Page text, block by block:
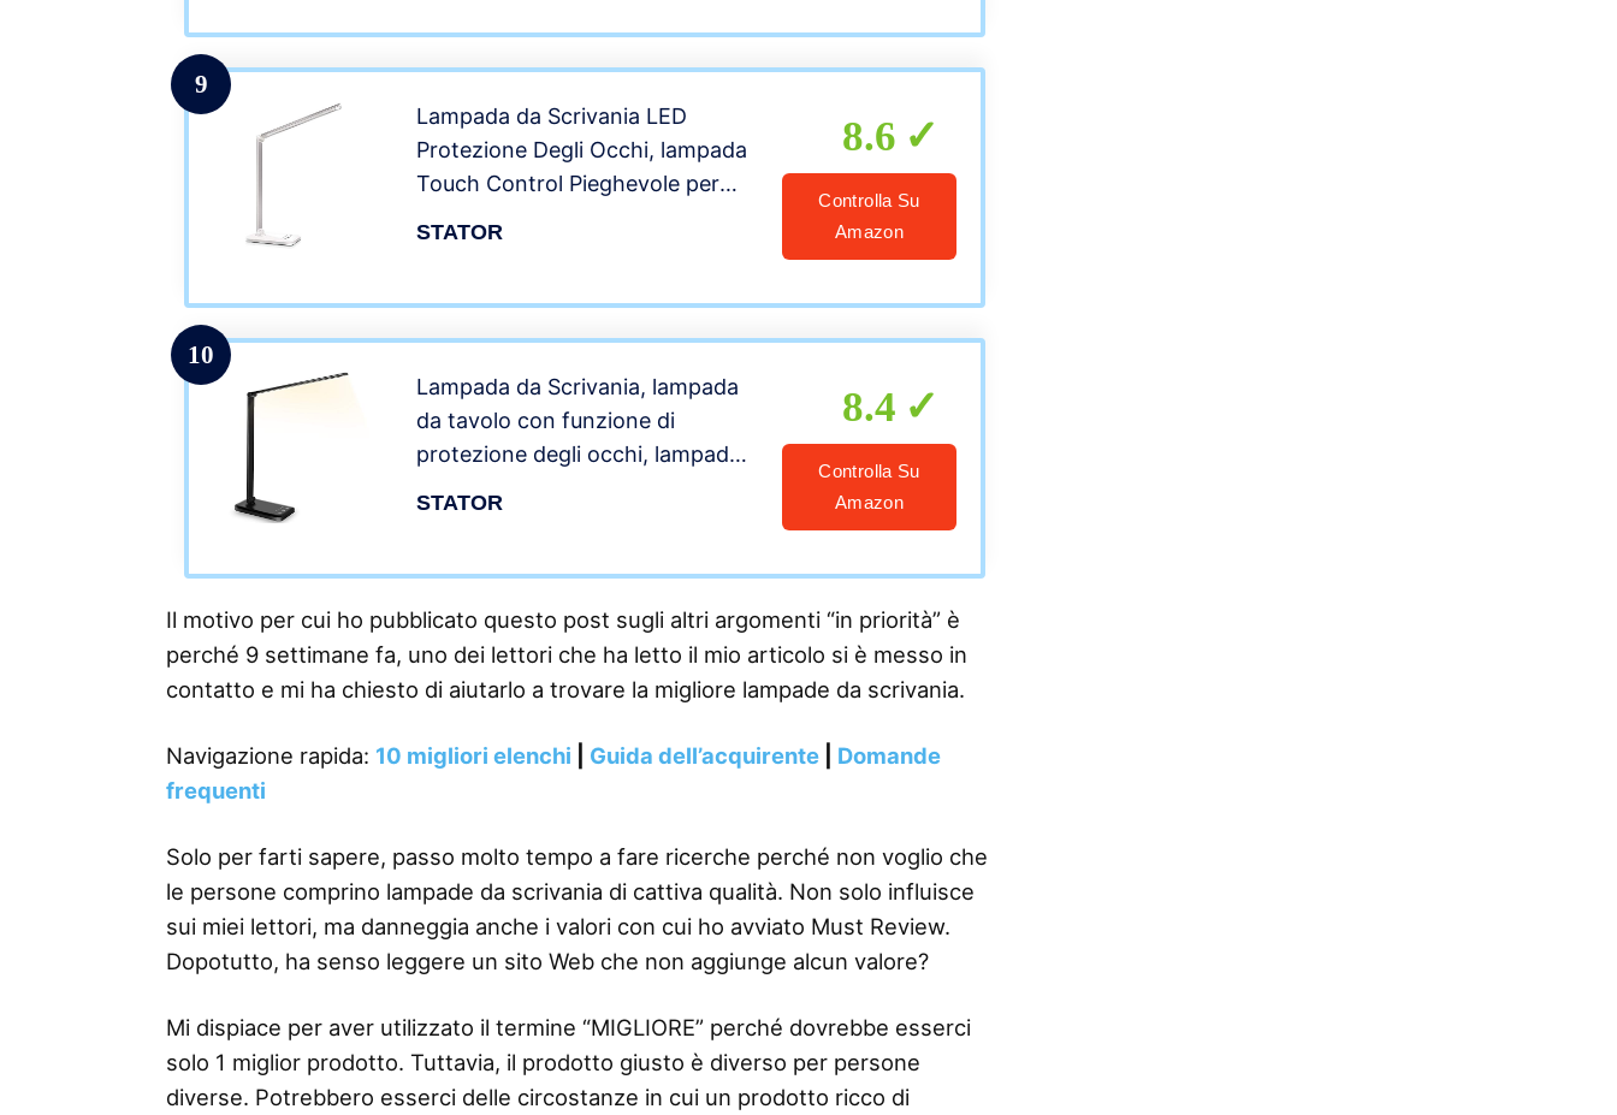
9
Lampada da Scrivania LED
Protezione Degli Occhi, lampada
Touch Control Pieghevole per
STATOR
8.6
Controlla Su
Amazon
10
Lampada da Scrivania, lampada
da tavolo con funzione di
protezione degli occhi, lampada
STATOR
8.4
Controlla Su
Amazon
Il motivo per cui ho pubblicato questo post sugli altri argomenti “in priorità” è
perché 9 settimane fa, uno dei lettori che ha letto il mio articolo si è messo in
contatto e mi ha chiesto di aiutarlo a trovare la migliore lampade da scrivania.
Navigazione rapida: 10 migliori elenchi Guida dell’acquirente
Domande
frequenti
Solo per farti sapere, passo molto tempo a fare ricerche perché non voglio che
le persone comprino lampade da scrivania di cattiva qualità. Non solo influisce
sui miei lettori, ma danneggia anche i valori con cui ho avviato Must Review.
Dopotutto, ha senso leggere un sito Web che non aggiunge alcun valore?
Mi dispiace per aver utilizzato il termine “MIGLIORE” perché dovrebbe esserci
solo 1 miglior prodotto. Tuttavia, il prodotto giusto è diverso per persone
diverse. Potrebbero esserci delle circostanze in cui un prodotto ricco di